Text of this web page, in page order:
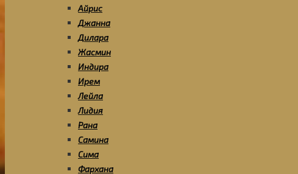
Айрис
Джанна
Дилара
Жасмин
Индира
Ирем
Лейла
Лидия
Рана
Самина
Сима
Фархана